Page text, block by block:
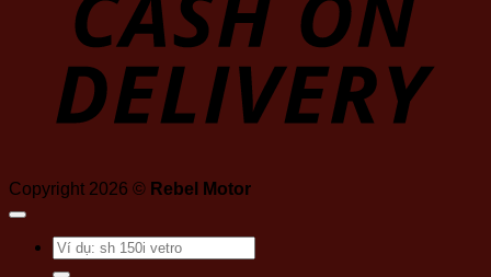
Copyright 2026 © Rebel Motor
Tìm
kiếm: